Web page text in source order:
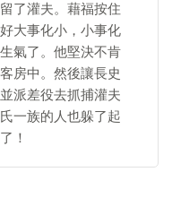
了灌夫。藉福按住
大事化小，小事化
氣了。他堅決不肯
房中。然後讓長史
派差役去抓捕灌夫
一族的人也躲了起
！